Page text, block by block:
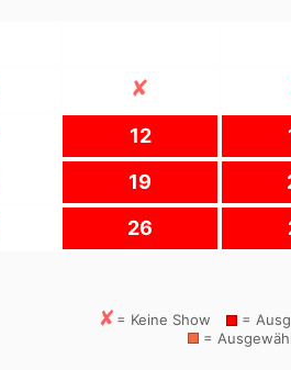
12
19
26
= Keine Show =
=